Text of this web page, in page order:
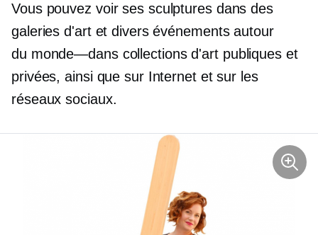
Vous pouvez voir ses sculptures dans des
galeries d'art et divers événements autour
du monde—danscollections d'art publiques et
privées, ainsi que sur Internet et sur les
réseaux sociaux.